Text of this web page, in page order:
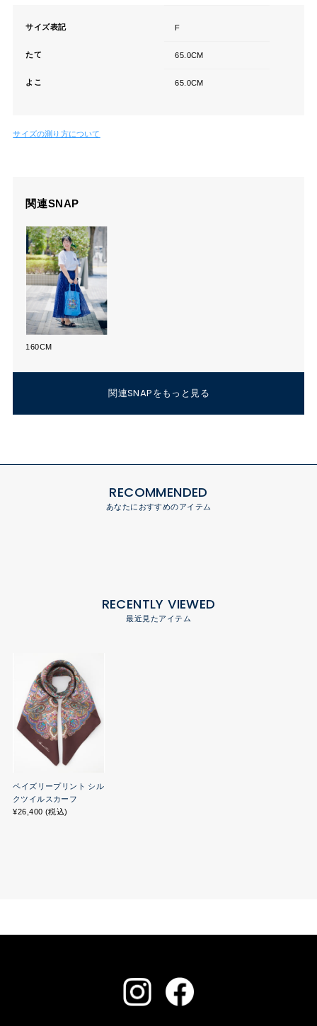
サイズ表記 F
たて 65.0CM
よこ 65.0CM
サイズの測り方について
関連SNAP
160CM
関連SNAPをもっと見る
RECOMMENDED
あなたにおすすめのアイテム
RECENTLY VIEWED
最近見たアイテム
ペイズリープリント シル
クツイルスカーフ
¥26,400 (税込)